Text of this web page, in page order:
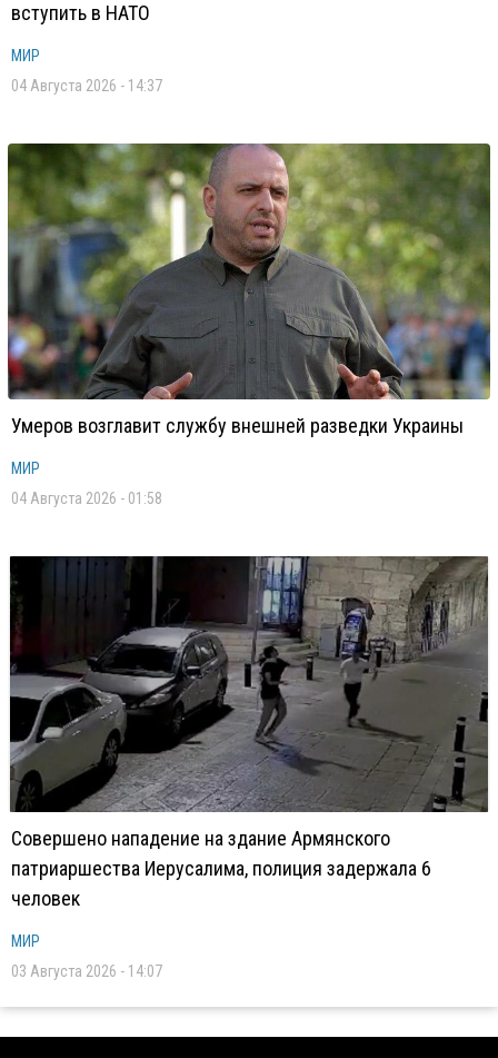
вступить в НАТО
МИР
04 Августа 2026 - 14:37
Умеров возглавит службу внешней разведки Украины
МИР
04 Августа 2026 - 01:58
Совершено нападение на здание Армянского
патриаршества Иерусалима, полиция задержала 6
человек
МИР
03 Августа 2026 - 14:07